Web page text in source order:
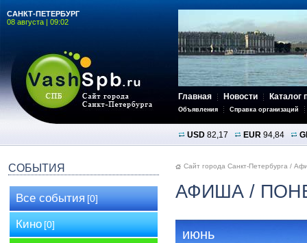
САНКТ-ПЕТЕРБУРГ
08 августа | 09:02
Главная Новости Каталог
Объявления Справка организаций
USD 82,17 EUR 94,84
СОБЫТИЯ
Все события[0]
Кино[0]
Сайт города Санкт-Петербурга /
АФИША /
июнь